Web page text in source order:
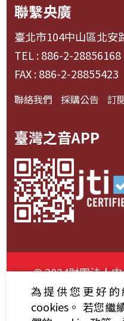
聯繫央廣
臺北市104中山區北安
TEL : 886-2-28856168
FAX : 886-2-28855423
聯絡我們 採購公告 訂
臺灣之音APP
© 2024財團法人
資通安全政策聲明
為提供您更好
cookies。 若您繼